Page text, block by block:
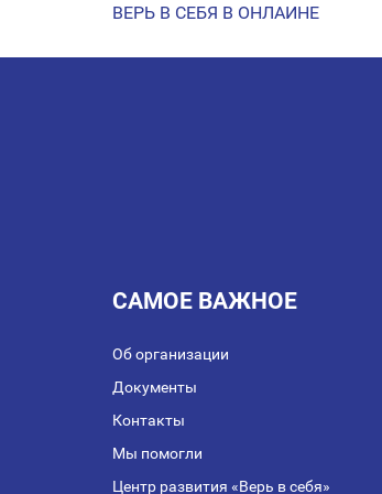
НАВИГАЦИЯ
ПО
ВЕРЬ В СЕБЯ В ОНЛАЙНЕ
САМОЕ ВАЖНОЕ
Об организации
Документы
Контакты
Мы помогли
Центр развития «Верь в себя»